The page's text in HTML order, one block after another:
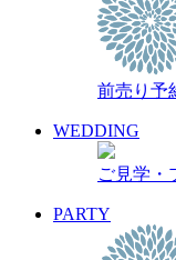
前売り予
WEDDING
ご見学・
PARTY